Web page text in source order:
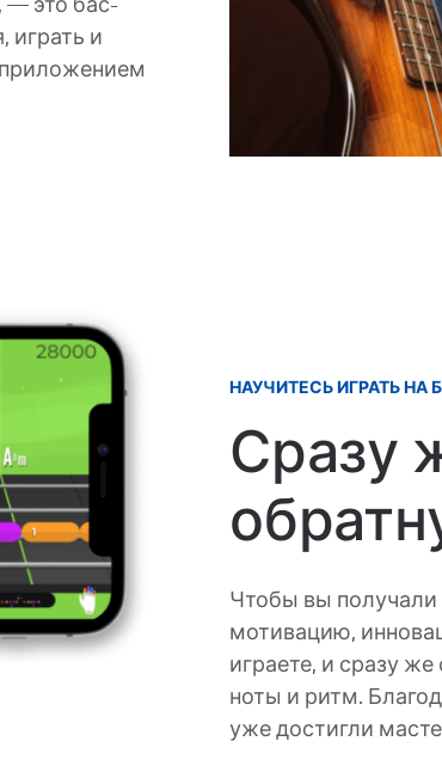
— это бас-
играть и
НАУЧИТЕСЬ ИГРАТЬ НА
Сразу
Чтобы вы получали
мотивацию,
играете, и сразу
ноты и ритм.
уже достигли